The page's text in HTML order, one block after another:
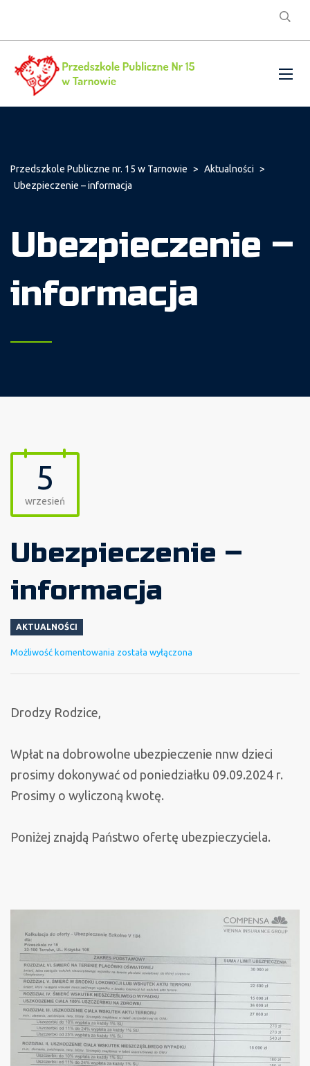
Przedszkole Publiczne nr. 15 w Tarnowie > Aktualności >
Ubezpieczenie – informacja
Ubezpieczenie –
informacja
5
wrzesień
Ubezpieczenie –
informacja
AKTUALNOŚCI
Możliwość komentowania Ubezpieczenie
została wyłączona
Drodzy Rodzice,
Wpłat na dobrowolne ubezpieczenie nnw dzieci
prosimy dokonywać od poniedziałku 09.09.2024 r.
Prosimy o wyliczoną kwotę.
Poniżej znajdą Państwo ofertę ubezpieczyciela.